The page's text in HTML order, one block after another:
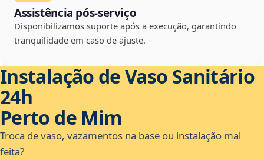
Assistência pós-serviço
Disponibilizamos suporte após a execução, garantindo
tranquilidade em caso de ajuste.
Instalação de Vaso Sanitário
24h
Perto de Mim
Troca de vaso, vazamentos na base ou instalação mal
feita?